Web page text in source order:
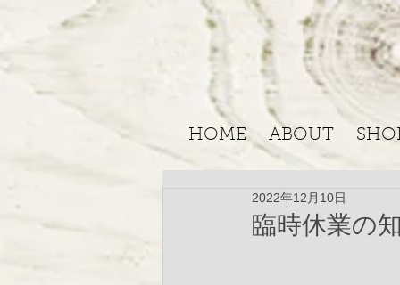
HOME ABOUT
臨時休業の
2022年12月10日